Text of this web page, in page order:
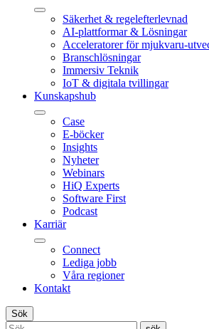
Säkerhet & regelefterlevnad
AI-plattformar & Lösningar
Acceleratorer för mjukvaru-
Branschlösningar
Immersiv Teknik
IoT & digitala tvillingar
Kunskapshub
Case
E-böcker
Insights
Nyheter
Webinars
HiQ Experts
Software First
Podcast
Karriär
Connect
Lediga jobb
Våra regioner
Kontakt
Sök